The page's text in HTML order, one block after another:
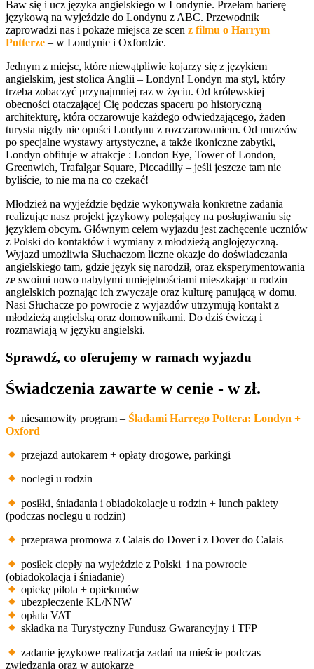
Baw się i ucz języka angielskiego w Londynie. Przełam barierę
językową na wyjeździe do Londynu z ABC. Przewodnik
zaprowadzi nas i pokaże miejsca ze scen z filmu o Harrym
Potterze – w Londynie i Oxfordzie.
Jednym z miejsc, które niewątpliwie kojarzy się z językiem
angielskim, jest stolica Anglii – Londyn! Londyn ma styl, który
trzeba zobaczyć przynajmniej raz w życiu. Od królewskiej
obecności otaczającej Cię podczas spaceru po historyczną
architekturę, która oczarowuje każdego odwiedzającego, żaden
turysta nigdy nie opuści Londynu z rozczarowaniem. Od muzeów
po specjalne wystawy artystyczne, a także ikoniczne zabytki,
Londyn obfituje w atrakcje : London Eye, Tower of London,
Greenwich, Trafalgar Square, Piccadilly – jeśli jeszcze tam nie
byliście, to nie ma na co czekać!
Młodzież na wyjeździe będzie wykonywała konkretne zadania
realizując nasz projekt językowy polegający na posługiwaniu się
językiem obcym. Głównym celem wyjazdu jest zachęcenie uczniów
z Polski do kontaktów i wymiany z młodzieżą anglojęzyczną.
Wyjazd umożliwia Słuchaczom liczne okazje do doświadczania
angielskiego tam, gdzie język się narodził, oraz eksperymentowania
ze swoimi nowo nabytymi umiejętnościami mieszkając u rodzin
angielskich poznając ich zwyczaje oraz kulturę panującą w domu.
Nasi Słuchacze po powrocie z wyjazdów utrzymują kontakt z
młodzieżą angielską oraz domownikami. Do dziś ćwiczą i
rozmawiają w języku angielski.
Sprawdź, co oferujemy w ramach wyjazdu
Świadczenia zawarte w cenie - w zł.
niesamowity program –Śladami Harrego Pottera: Londyn +
Oxford
przejazd autokarem + opłaty drogowe, parkingi
noclegi u rodzin
posiłki, śniadania i obiadokolacje u rodzin + lunch pakiety
(podczas noclegu u rodzin)
przeprawa promowa z Calais do Dover i z Dover do Calais
posiłek ciepły na wyjeździe z Polski i na powrocie
(obiadokolacja i śniadanie)
opiekę pilota + opiekunów
ubezpieczenie KL/NNW
opłata VAT
składka na Turystyczny Fundusz Gwarancyjny i TFP
zadanie językowe realizacja zadań na mieście podczas
zwiedzania oraz w autokarze